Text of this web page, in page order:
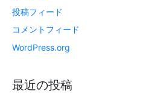
投稿フィード
コメントフィード
WordPress.org
最近の投稿